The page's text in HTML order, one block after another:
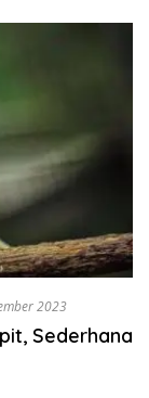
2023
Sederhana